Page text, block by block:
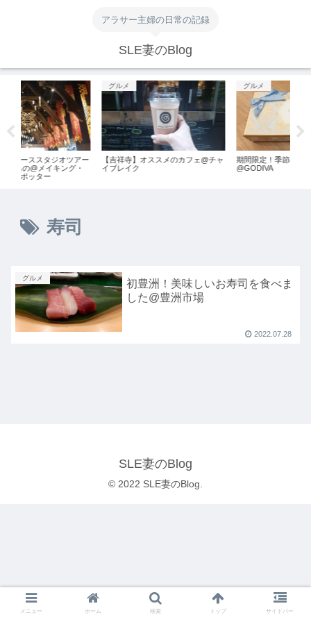
アラサー主婦の日常の記録
SLE妻のBlog
グルメ
【吉祥寺】オススメのカフェ@チャ
イブレイク
グルメ
期間限定！季節のトリュフ
夏にぴっ
寿司
グルメ
初豊洲！美味しいお寿司を食べま
した@豊洲市場
2022.07.28
SLE妻のBlog
© 2022 SLE妻のBlog.
メニュー ホーム 検索 トップ サイドバー